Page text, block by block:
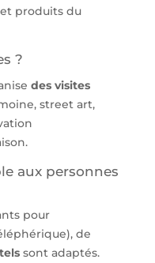
produits du
?
des visites
street art,
aux personnes
pour
de
sont adaptés.